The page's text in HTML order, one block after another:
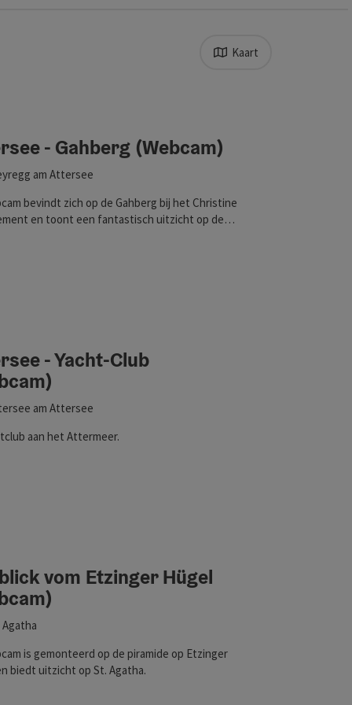
De resultaten in de lijst worden direct bijgewerkt
tot de locatie toestaat. Kaart
- Gahberg (Webcam)
am Attersee
bevindt zich op de Gahberg bij het Christine
en toont een fantastisch uitzicht op de
- Yacht-Club
am Attersee
aan het Attermeer.
vom Etzinger Hügel
is gemonteerd op de piramide op Etzinger
biedt uitzicht op St. Agatha.